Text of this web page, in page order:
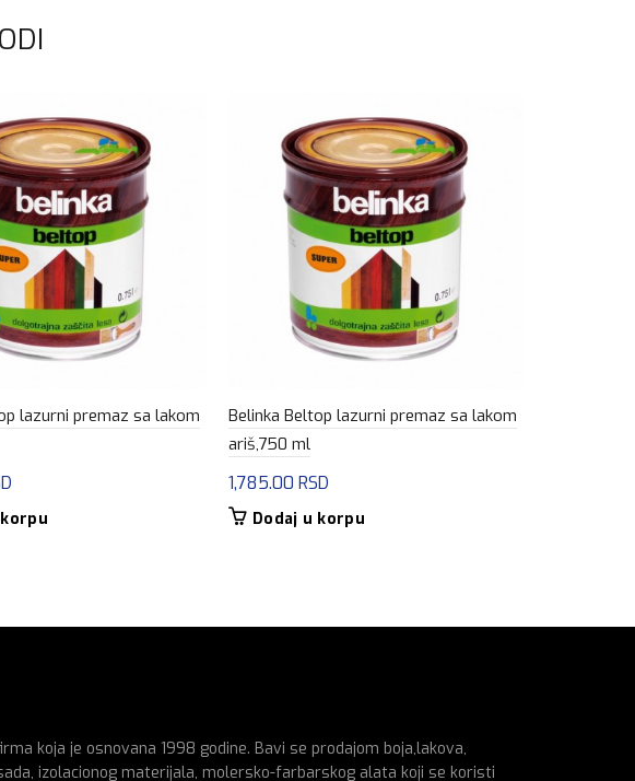
lazurni premaz sa lakom
Belinka Beltop lazurni premaz sa lakom
ariš,750 ml
1,785.00 RSD
Dodaj u korpu
koja je osnovana 1998 godine. Bavi se prodajom boja,lakova,
izolacionog materijala, molersko-farbarskog alata koji se koristi